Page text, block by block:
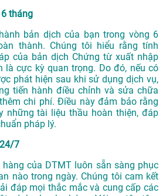
tháng
bản dịch của bạn trong vòng 6
thành. Chúng tôi hiểu rằng tính
của bản dịch Chứng từ xuất nhập
là cực kỳ quan trọng. Do đó, nếu có
phát hiện sau khi sử dụng dịch vụ,
tiến hành điều chỉnh và sửa chữa
chi phí. Điều này đảm bảo rằng
những tài liệu thầu hoàn thiện, đáp
pháp lý.
7
của DTMT luôn sẵn sàng phục
nào trong ngày. Chúng tôi cam kết
đáp mọi thắc mắc và cung cấp các